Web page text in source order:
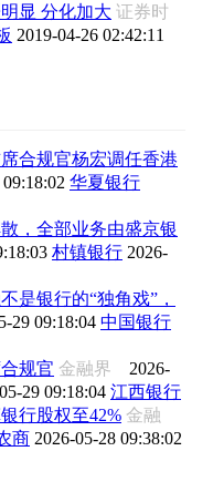
显 分化加大 证券时
2019-04-26 02:42:11
合规官杨宏调任香港
华夏银行
，全部业务由盛京银
村镇银行 2026-
是银行的“独角戏”，
29 09:18:04 中国银行
规官 金融界 2026-
29 09:18:04 江西银行
行股权至42% 金融
商 2026-05-28 09:38:02